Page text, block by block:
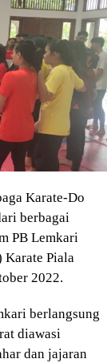
Karate-Do
berbagai
PB Lemkari
Karate Piala
2022.
berlangsung
diawasi
dan jajaran